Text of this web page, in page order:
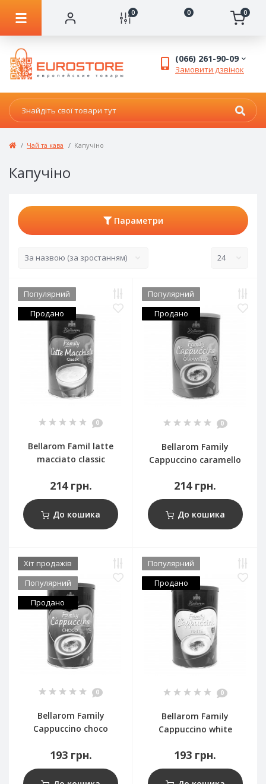
0 0 0
(066) 261-90-09
Замовити дзвінок
Чай та кава Капучіно
Капучіно
Параметри
Популярний
Продано
0
Bellarom Famil latte
macciato classic
214 грн.
До кошика
Популярний
Продано
0
Bellarom Family
Cappuccino caramello
214 грн.
До кошика
Хіт продажів
Популярний
Продано
0
Bellarom Family
Cappuccino choco
193 грн.
Популярний
Продано
0
Bellarom Family
Cappuccino white
193 грн.